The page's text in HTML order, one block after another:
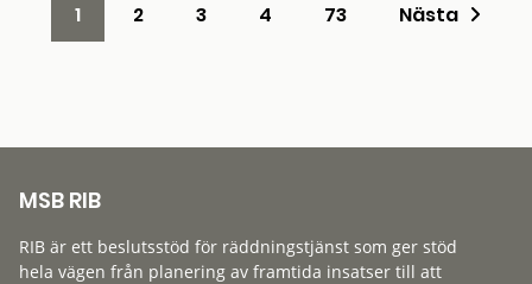
1 2 3 4 73 Nästa
MSB RIB
RIB är ett beslutsstöd för räddningstjänst som ger stöd
hela vägen från planering av framtida insatser till att